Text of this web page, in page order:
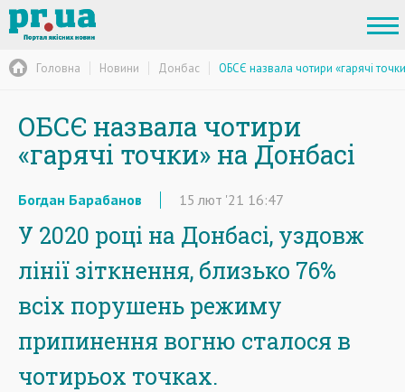
Головна Новини Донбас ОБСЄ назвала чотири «гарячі
ОБСЄ назвала чотири
«гарячі точки» на Донбасі
Богдан Барабанов 15 лют '21 16:47
У 2020 році на Донбасі, уздовж
лінії зіткнення, близько 76%
всіх порушень режиму
припинення вогню сталося в
чотирьох точках.